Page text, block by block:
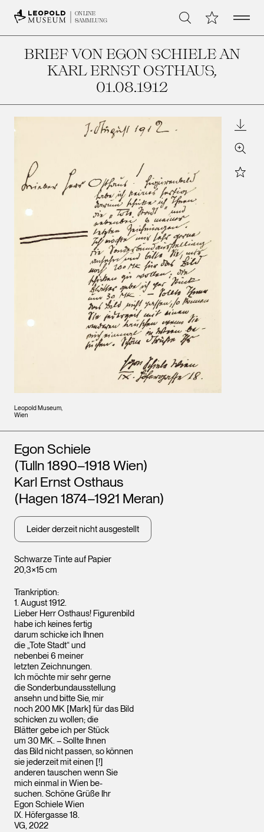
ONLINE
SAMMLUNG
Suche Meine Open
BRIEF VON EGON SCHIELE AN
KARL ERNST OSTHAUS,
01.08.1912
Leopold Museum,
Wien
Zoom
Star
Schwarze Tinte auf Papier
20,3×15 cm
Künstler*innen
Egon Schiele
(Tulln 1890–1918 Wien)
Karl Ernst Osthaus
(Hagen 1874–1921 Meran)
Leider derzeit nicht ausgestellt
Trankription:
1. August 1912.
Lieber Herr Osthaus! Figurenbild
habe ich keines fertig
darum schicke ich Ihnen
die „Tote Stadt“ und
nebenbei 6 meiner
letzten Zeichnungen.
Ich möchte mir sehr gerne
die Sonderbundausstellung
ansehn und bitte Sie, mir
noch 200 MK [Mark] für das Bild
schicken zu wollen; die
Blätter gebe ich per Stück
um 30 MK. – Sollte Ihnen
das Bild nicht passen, so können
sie jederzeit mit einen [!]
anderen tauschen wenn Sie
mich einmal in Wien be-
suchen. Schöne Grüße Ihr
Egon Schiele Wien
IX. Höfergasse 18.
VG, 2022